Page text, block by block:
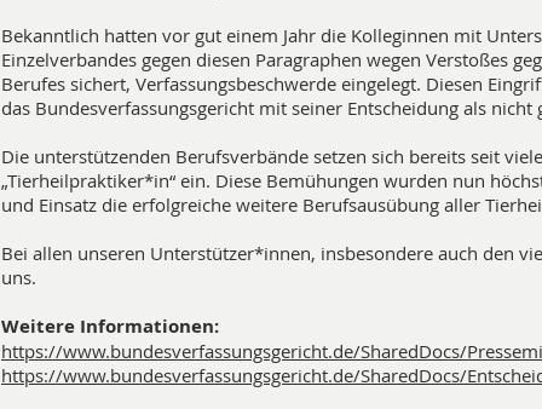
Bekanntlich hatten vor gut einem Jahr die Kolleginnen mit
Einzelverbandes gegen diesen Paragraphen wegen Verstoßes
Berufes sichert, Verfassungsbeschwerde eingelegt. Diesen
das Bundesverfassungsgericht mit seiner Entscheidung als nicht
Die unterstützenden Berufsverbände setzen sich bereits seit
„Tierheilpraktiker*in“ ein. Diese Bemühungen wurden nun
und Einsatz die erfolgreiche weitere Berufsausübung aller
Bei allen unseren Unterstützer*innen, insbesondere auch den
uns.
Weitere Informationen:
https://www.bundesverfassungsgericht.de/SharedDocs/
https://www.bundesverfassungsgericht.de/SharedDocs/